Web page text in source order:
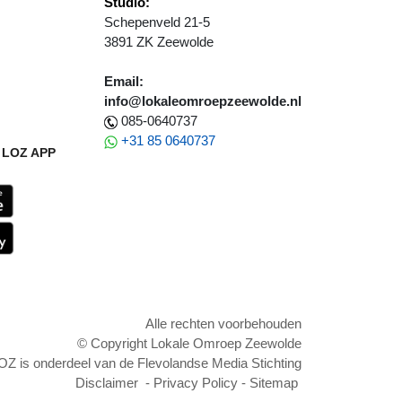
APP
Schepenveld 21-5
3891 ZK Zeewolde
Email:
info@lokaleomroepzeewolde.nl
085-0640737
+31 85 0640737
Alle rechten voorbehouden
© Copyright Lokale Omroep Zeewolde
is onderdeel van de Flevolandse Media Stichting
Disclaimer - Privacy Policy - Sitemap